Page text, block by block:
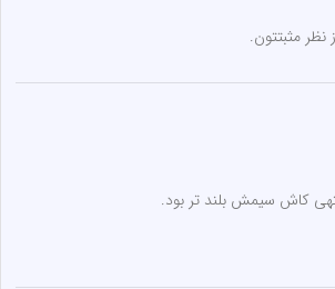
مثبتتون.
کاش سیمش بلند تر بود.